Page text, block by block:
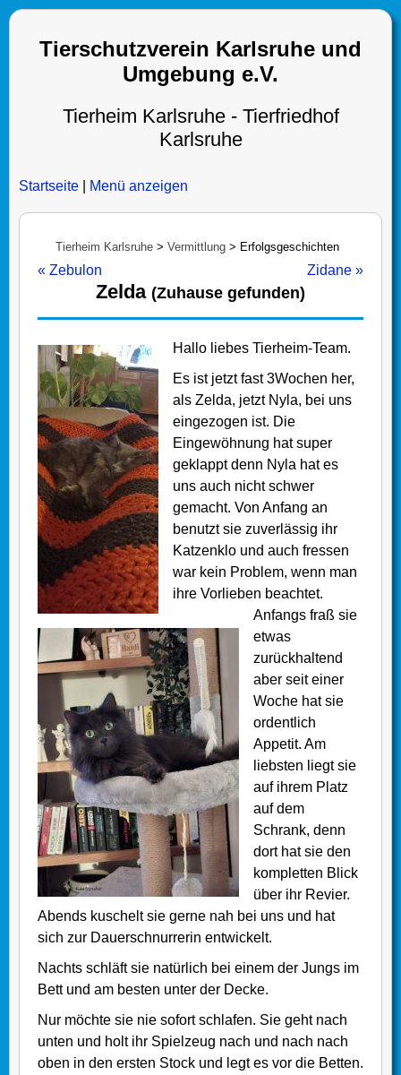
Tierschutzverein Karlsruhe und
Umgebung e.V.
Tierheim Karlsruhe - Tierfriedhof
Karlsruhe
Startseite Menü anzeigen
Tierheim Karlsruhe > Vermittlung > Erfolgsgeschichten
« Zebulon Zidane »
Zelda (Zuhause gefunden)
Hallo liebes Tierheim-Team.
Es ist jetzt fast 3Wochen her,
als Zelda, jetzt Nyla, bei uns
eingezogen ist. Die
Eingewöhnung hat super
geklappt denn Nyla hat es
uns auch nicht schwer
gemacht. Von Anfang an
benutzt sie zuverlässig ihr
Katzenklo und auch fressen
war kein Problem, wenn man
ihre Vorlieben beachtet.
Anfangs fraß sie
etwas
zurückhaltend
aber seit einer
Woche hat sie
ordentlich
Appetit. Am
liebsten liegt sie
auf ihrem Platz
auf dem
Schrank, denn
dort hat sie den
kompletten Blick
über ihr Revier.
Abends kuschelt sie gerne nah bei uns und hat
sich zur Dauerschnurrerin entwickelt.
Nachts schläft sie natürlich bei einem der Jungs im
Bett und am besten unter der Decke.
Nur möchte sie nie sofort schlafen. Sie geht nach
unten und holt ihr Spielzeug nach und nach nach
oben in den ersten Stock und legt es vor die Betten.